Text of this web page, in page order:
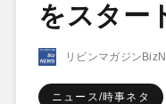
をスター
リビンマガジン
ニュース/時事ネタ